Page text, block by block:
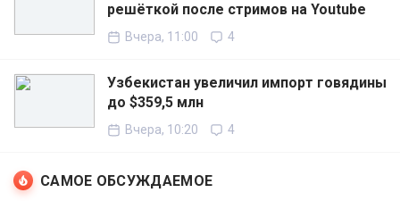
решёткой после стримов на Youtube
Вчера, 11:00 4
Узбекистан увеличил импорт говядины
до $359,5 млн
Вчера, 10:20 4
САМОЕ ОБСУЖДАЕМОЕ